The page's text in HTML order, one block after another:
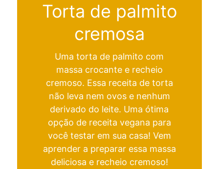
Torta de palmito
cremosa
Uma torta de palmito com
massa crocante e recheio
cremoso. Essa receita de torta
não leva nem ovos e nenhum
derivado do leite. Uma ótima
opção de receita vegana para
você testar em sua casa! Vem
aprender a preparar essa massa
deliciosa e recheio cremoso!